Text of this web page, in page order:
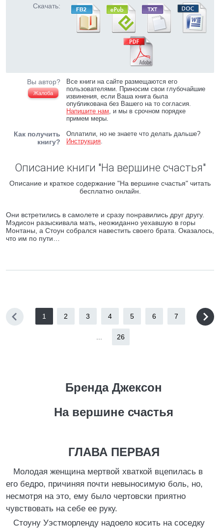
Скачать:
Вы автор?
Жалоба
Все книги на сайте размещаются его
пользователями. Приносим свои глубочайшие
извинения, если Ваша книга была
опубликована без Вашего на то согласия.
Напишите нам, и мы в срочном порядке
примем меры.
Как получить
книгу?
Оплатили, но не знаете что делать дальше?
Инструкция.
Описание книги "На вершине счастья"
Описание и краткое содержание "На вершине счастья" читать
бесплатно онлайн.
Они встретились в самолете и сразу понравились друг другу.
Мэдисон разыскивала мать, неожиданно уехавшую в горы
Монтаны, а Стоун собрался навестить своего брата. Оказалось,
что им по пути…
1 2 3 4 5 6 7
26
Бренда Джексон
На вершине счастья
ГЛАВА ПЕРВАЯ
Молодая женщина мертвой хваткой вцепилась в
его бедро, причиняя почти невыносимую боль, но,
несмотря на это, ему было чертовски приятно
чувствовать на себе ее руку.
Стоуну Уэстморленду надоело косить на соседку